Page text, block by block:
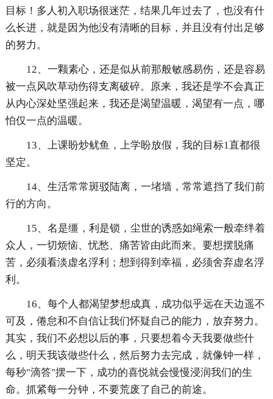
目标！多人初入职场很迷茫，结果几年过去了，也没有什
么长进，就是因为他没有清晰的目标，并且没有付出足够
的努力。
12、一颗素心，还是似从前那般敏感易伤，还是容易
被一点风吹草动伤得支离破碎。原来，我还是学不会真正
从内心深处坚强起来，我还是渴望温暖，渴望有一点，哪
怕仅一点的温暖。
13、上课盼炒鱿鱼，上学盼放假，我的目标1直都很
坚定。
14、生活常常斑驳陆离，一堵墙，常常遮挡了我们前
行的方向。
15、名是缰，利是锁，尘世的诱惑如绳索一般牵绊着
众人，一切烦恼、忧愁、痛苦皆由此而来。要想摆脱痛
苦，必须看淡虚名浮利；想到得到幸福，必须舍弃虚名浮
利。
16、每个人都渴望梦想成真，成功似乎远在天边遥不
可及，倦怠和不自信让我们怀疑自己的能力，放弃努力。
其实，我们不必想以后的事，只要想着今天我要做些什
么，明天我该做些什么，然后努力去完成，就像钟一样，
每秒"滴答"摆一下，成功的喜悦就会慢慢浸润我们的生
命。抓紧每一分钟，不要荒废了自己的前途。